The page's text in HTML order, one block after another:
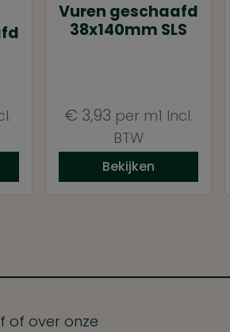
Vuren geschaafd
38x140mm SLS
€ 3,93 per m1 Incl.
BTW
Bekijken
of over onze